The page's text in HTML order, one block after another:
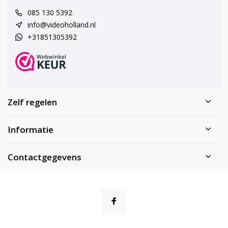
085 130 5392
info@videoholland.nl
+31851305392
Zelf regelen
Informatie
Contactgegevens